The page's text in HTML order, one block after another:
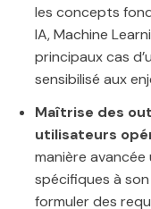
les concepts
IA, Machine
principaux cas
sensibilisé aux
Maîtrise des
utilisateurs
manière avancée
spécifiques à
formuler des